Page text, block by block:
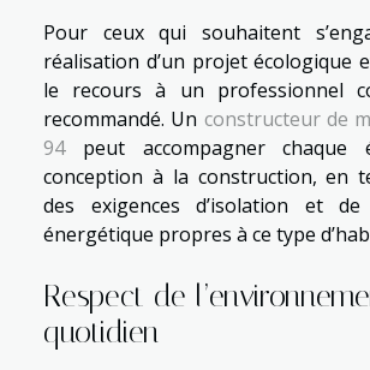
Pour ceux qui souhaitent
réalisation d’un projet écologique
le recours à un professionnel
recommandé. Un constructeur de
94peut accompagner chaque
conception à la construction, en
des exigences d’isolation et de
énergétique propres à ce type
Respect de
quotidien